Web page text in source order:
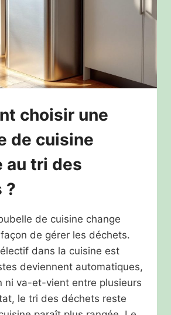
choisir une
de cuisine
au tri des
?
de cuisine change
de gérer les déchets.
dans la cuisine est
deviennent automatiques,
ni va-et-vient entre plusieurs
le tri des déchets reste